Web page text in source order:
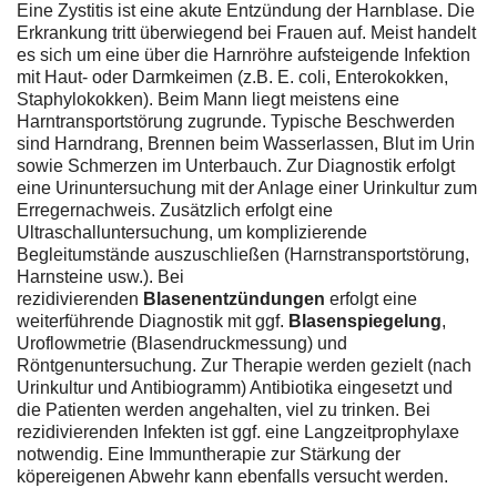
Eine Zystitis ist eine akute Entzündung der Harnblase. Die
Erkrankung tritt überwiegend bei Frauen auf. Meist handelt
es sich um eine über die Harnröhre aufsteigende Infektion
mit Haut- oder Darmkeimen (z.B. E. coli, Enterokokken,
Staphylokokken). Beim Mann liegt meistens eine
Harntransportstörung zugrunde. Typische Beschwerden
sind Harndrang, Brennen beim Wasserlassen, Blut im Urin
sowie Schmerzen im Unterbauch. Zur Diagnostik erfolgt
eine Urinuntersuchung mit der Anlage einer Urinkultur zum
Erregernachweis. Zusätzlich erfolgt eine
Ultraschalluntersuchung, um komplizierende
Begleitumstände auszuschließen (Harnstransportstörung,
Harnsteine usw.). Bei
rezidivierenden Blasenentzündungen erfolgt eine
weiterführende Diagnostik mit ggf. Blasenspiegelung,
Uroflowmetrie (Blasendruckmessung) und
Röntgenuntersuchung. Zur Therapie werden gezielt (nach
Urinkultur und Antibiogramm) Antibiotika eingesetzt und
die Patienten werden angehalten, viel zu trinken. Bei
rezidivierenden Infekten ist ggf. eine Langzeitprophylaxe
notwendig. Eine Immuntherapie zur Stärkung der
köpereigenen Abwehr kann ebenfalls versucht werden.